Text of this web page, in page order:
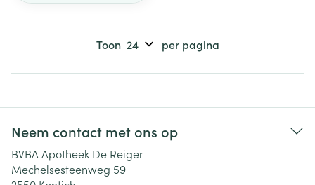
Toon per pagina
Neem contact met ons op
BVBA Apotheek De Reiger
Mechelsesteenweg 59